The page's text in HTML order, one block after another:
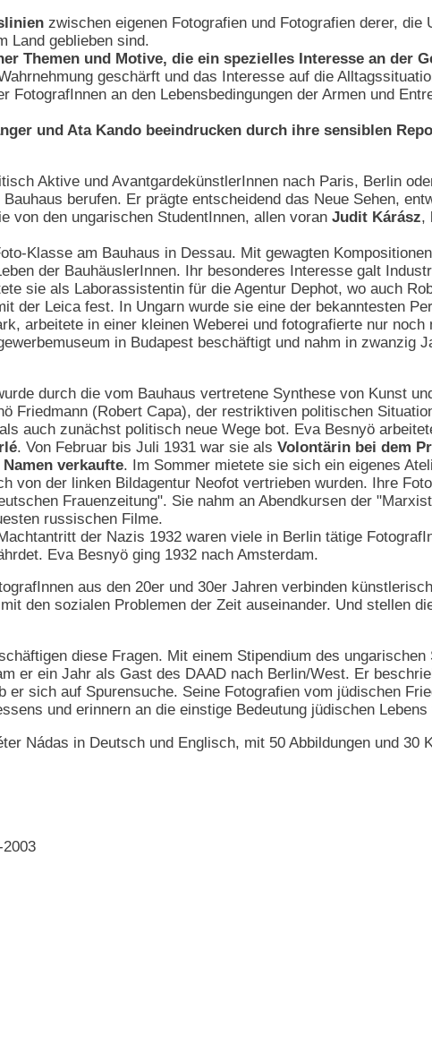
zwischen eigenen Fotografien und Fotografien derer, die
Land geblieben sind.
Themen und Motive, die ein spezielles Interesse an der
geschärft und das Interesse auf die
an den Lebensbedingungen der Armen und
und Ata Kando beeindrucken durch ihre sensiblen
Aktive und AvantgardekünstlerInnen nach Paris, Berlin
berufen. Er prägte entscheidend das Neue Sehen,
von den ungarischen StudentInnen, allen voran Judit Kárász,
Klasse am Bauhaus in Dessau. Mit gewagten
der BauhäuslerInnen. Ihr besonderes Interesse galt
sie als Laborassistentin für die Agentur Dephot, wo auch
der Leica fest. In Ungarn wurde sie eine der bekanntesten
arbeitete in einer kleinen Weberei und fotografierte nur noch
in Budapest beschäftigt und nahm in zwanzig
durch die vom Bauhaus vertretene Synthese von Kunst
Friedmann (Robert Capa), der restriktiven politischen
auch zunächst politisch neue Wege bot. Eva Besnyö
. Von Februar bis Juli 1931 war sie als Volontärin bei dem
verkaufte. Im Sommer mietete sie sich ein eigenes
von der linken Bildagentur Neofot vertrieben wurden. Ihre
Frauenzeitung". Sie nahm an Abendkursen der
russischen Filme.
der Nazis 1932 waren viele in Berlin tätige
Eva Besnyö ging 1932 nach Amsterdam.
aus den 20er und 30er Jahren verbinden
den sozialen Problemen der Zeit auseinander. Und stellen
diese Fragen. Mit einem Stipendium des
er ein Jahr als Gast des DAAD nach Berlin/West. Er
sich auf Spurensuche. Seine Fotografien vom jüdischen
und erinnern an die einstige Bedeutung jüdischen
Nádas in Deutsch und Englisch, mit 50 Abbildungen und 30